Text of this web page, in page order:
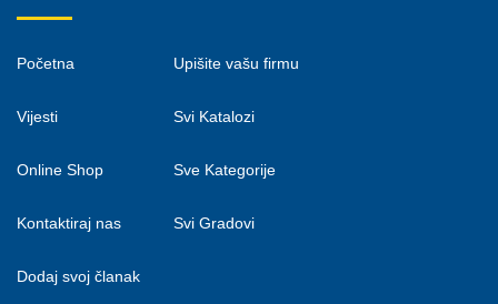
Početna
Vijesti
Online Shop
Kontaktiraj nas
Dodaj svoj članak
Upišite vašu firmu
Svi Katalozi
Sve Kategorije
Svi Gradovi